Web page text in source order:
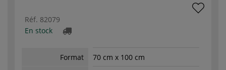
Réf. 82079
En stock
Format
70 cm x 100 cm